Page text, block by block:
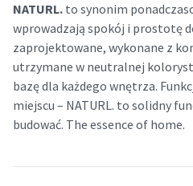
NATURL. to synonim
wprowadzają spokój i prostotę
zaprojektowane, wykonane z
utrzymane w neutralnej
bazę dla każdego wnętrza.
miejscu – NATURL. to solidny
budować. The essence of home.